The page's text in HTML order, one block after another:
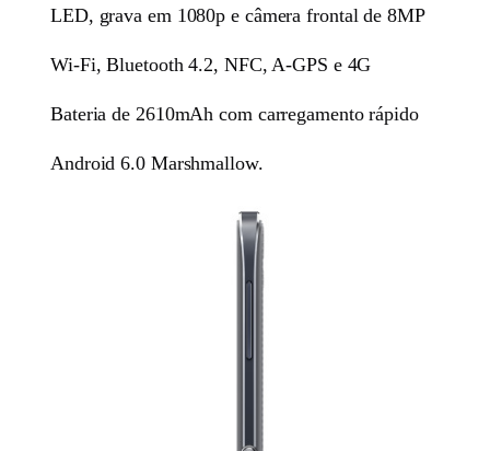
LED, grava em 1080p e câmera frontal de 8MP
Wi-Fi, Bluetooth 4.2, NFC, A-GPS e 4G
Bateria de 2610mAh com carregamento rápido
Android 6.0 Marshmallow.